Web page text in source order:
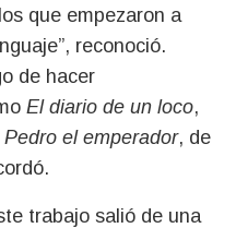
que empezaron a
reconoció.
de hacer
El diario de un loco,
Pedro el emperador, de
trabajo salió de una